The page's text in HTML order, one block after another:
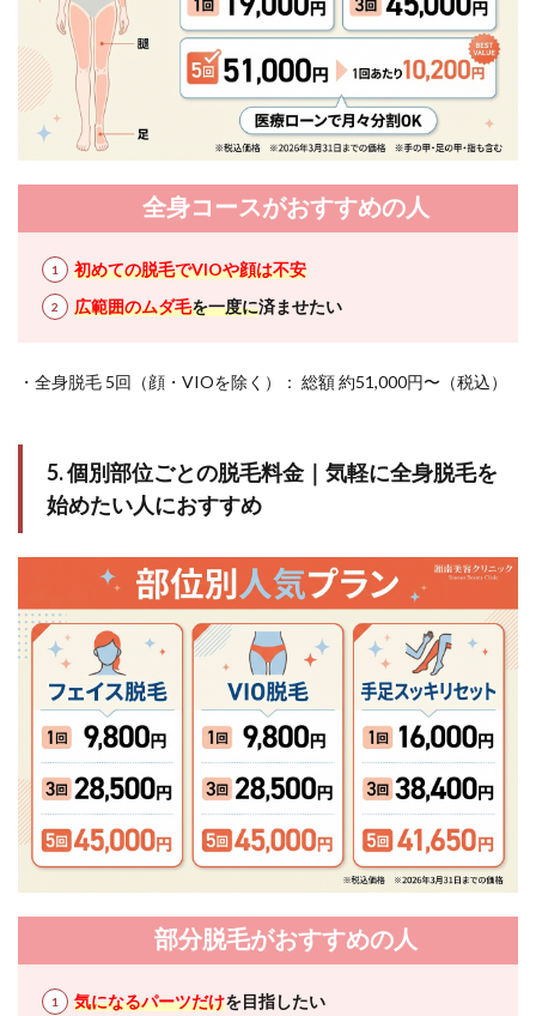
全身コースがおすすめの人
初めての脱毛でVIOや顔は不安
広範囲のムダ毛を一度に済ませたい
・全身脱毛 5回（顔・VIOを除く）： 総額 約51,000円〜（税込）
5. 個別部位ごとの脱毛料金｜気軽に全身脱毛を
始めたい人におすすめ
部分脱毛がおすすめの人
気になるパーツだけを目指したい